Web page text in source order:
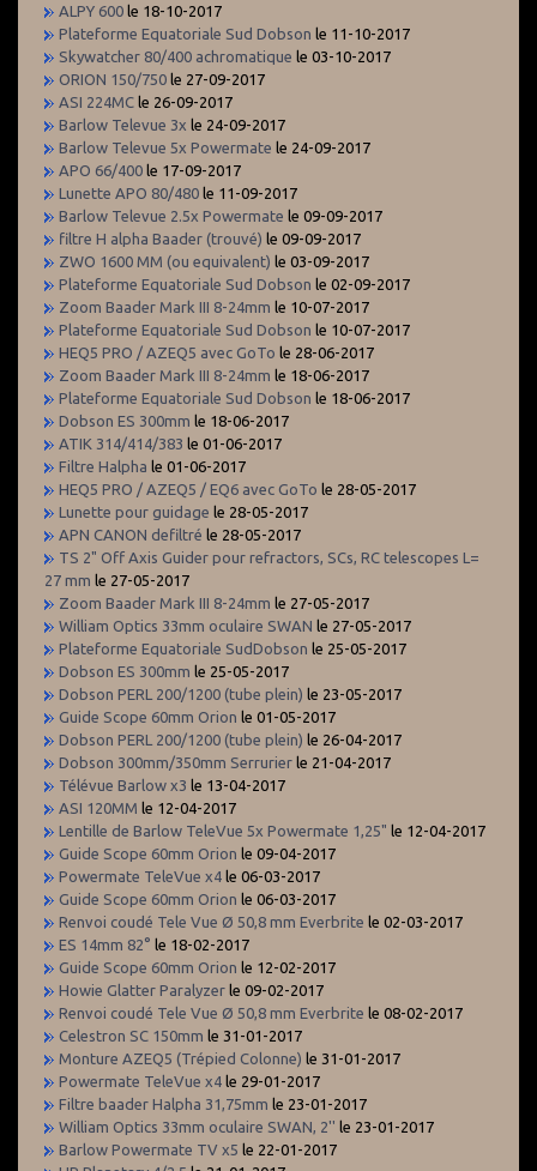
ALPY 600 le 18-10-2017
Plateforme Equatoriale Sud Dobson le 11-10-2017
Skywatcher 80/400 achromatique le 03-10-2017
ORION 150/750 le 27-09-2017
ASI 224MC le 26-09-2017
Barlow Televue 3x le 24-09-2017
Barlow Televue 5x Powermate le 24-09-2017
APO 66/400 le 17-09-2017
Lunette APO 80/480 le 11-09-2017
Barlow Televue 2.5x Powermate le 09-09-2017
filtre H alpha Baader (trouvé) le 09-09-2017
ZWO 1600 MM (ou equivalent) le 03-09-2017
Plateforme Equatoriale Sud Dobson le 02-09-2017
Zoom Baader Mark III 8-24mm le 10-07-2017
Plateforme Equatoriale Sud Dobson le 10-07-2017
HEQ5 PRO / AZEQ5 avec GoTo le 28-06-2017
Zoom Baader Mark III 8-24mm le 18-06-2017
Plateforme Equatoriale Sud Dobson le 18-06-2017
Dobson ES 300mm le 18-06-2017
ATIK 314/414/383 le 01-06-2017
Filtre Halpha le 01-06-2017
HEQ5 PRO / AZEQ5 / EQ6 avec GoTo le 28-05-2017
Lunette pour guidage le 28-05-2017
APN CANON defiltré le 28-05-2017
TS 2" Off Axis Guider pour refractors, SCs, RC telescopes L=
27 mm le 27-05-2017
Zoom Baader Mark III 8-24mm le 27-05-2017
William Optics 33mm oculaire SWAN le 27-05-2017
Plateforme Equatoriale SudDobson le 25-05-2017
Dobson ES 300mm le 25-05-2017
Dobson PERL 200/1200 (tube plein) le 23-05-2017
Guide Scope 60mm Orion le 01-05-2017
Dobson PERL 200/1200 (tube plein) le 26-04-2017
Dobson 300mm/350mm Serrurier le 21-04-2017
Télévue Barlow x3 le 13-04-2017
ASI 120MM le 12-04-2017
Lentille de Barlow TeleVue 5x Powermate 1,25" le 12-04-2017
Guide Scope 60mm Orion le 09-04-2017
Powermate TeleVue x4 le 06-03-2017
Guide Scope 60mm Orion le 06-03-2017
Renvoi coudé Tele Vue Ø 50,8 mm Everbrite le 02-03-2017
ES 14mm 82° le 18-02-2017
Guide Scope 60mm Orion le 12-02-2017
Howie Glatter Paralyzer le 09-02-2017
Renvoi coudé Tele Vue Ø 50,8 mm Everbrite le 08-02-2017
Celestron SC 150mm le 31-01-2017
Monture AZEQ5 (Trépied Colonne) le 31-01-2017
Powermate TeleVue x4 le 29-01-2017
Filtre baader Halpha 31,75mm le 23-01-2017
William Optics 33mm oculaire SWAN, 2'' le 23-01-2017
Barlow Powermate TV x5 le 22-01-2017